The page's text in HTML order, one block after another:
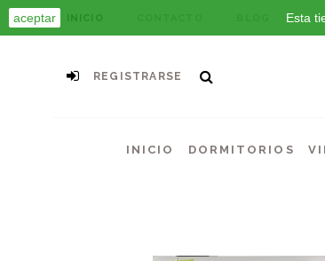
aceptar Esta
INICIO
REGISTRARSE
INICIO DORMITORIOS